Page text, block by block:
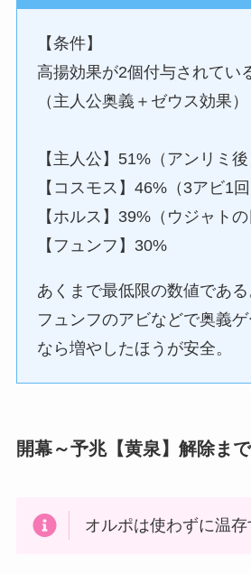
【条件】
高揚効果が2個付与されてい
（主人公奥義＋ゼウス効果）
【主人公】51%（アンリミ後
【コスモス】46%（3アビ1回
【ホルス】39%（ウジャトの
【フュンフ】30%
あくまで最低限の数値である
フュンフのアビなどで奥義
なら増やしたほうが安全。
開幕～予兆【黄泉】解除まで
オルポは使わずに温存